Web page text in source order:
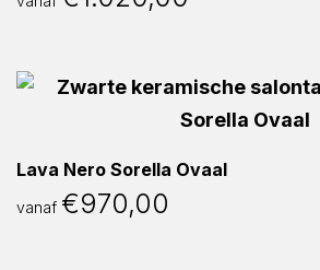
Lava Nero Sorella Ovaal
vanaf €970,00